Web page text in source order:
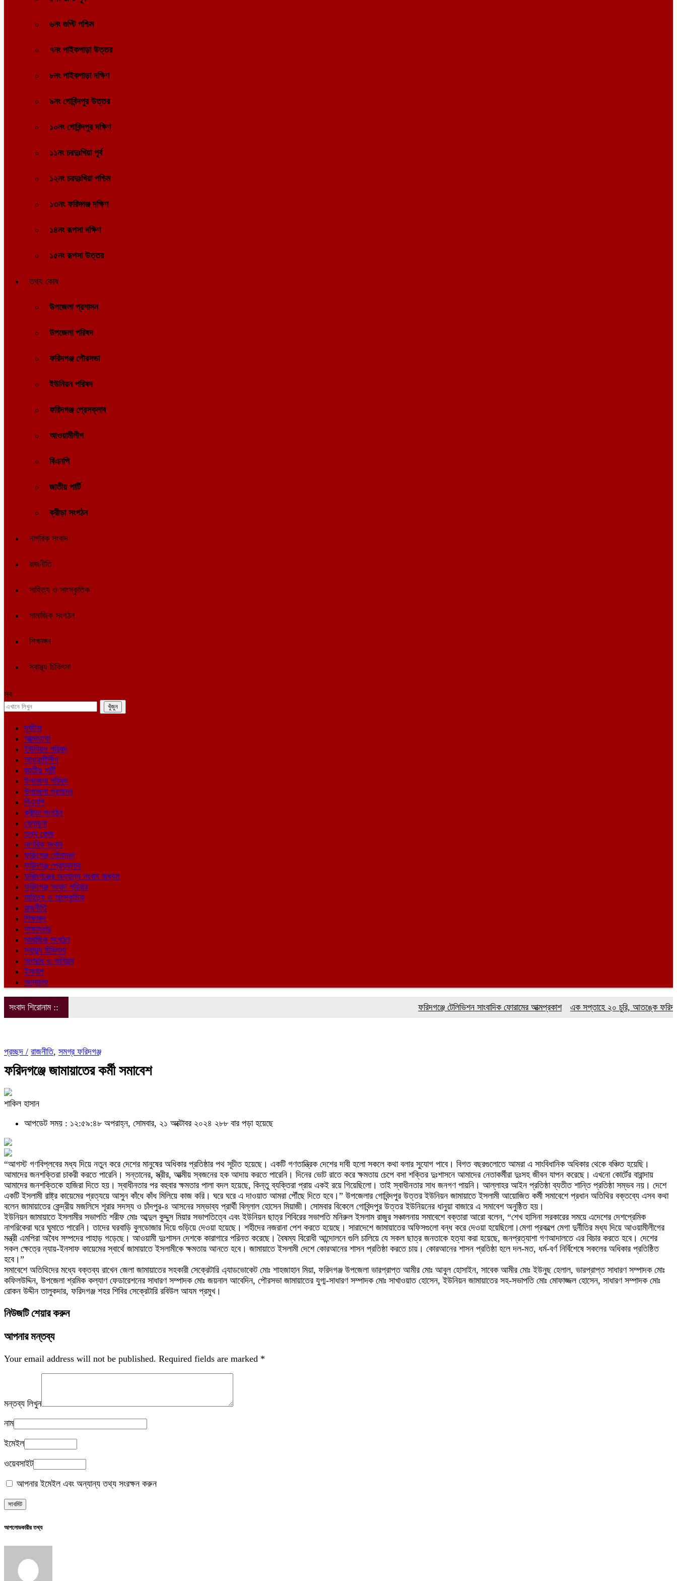
৬নং গুপ্টি পশ্চিম
৭নং পাইকপাড়া উত্তর
৮নং পাইকপাড়া দক্ষিণ
৯নং গোবিন্দপুর উত্তর
১০নং গোবিন্দপুর দক্ষিণ
১১নং চরদুঃখিয়া পূর্ব
১২নং চরদুঃখিয়া পশ্চিম
১৩নং ফরিদ্গঞ্জ দক্ষিণ
১৪নং রূপসা দক্ষিণ
১৫নং রূপসা উত্তর
তথ্য কোষ
উপজেলা প্রশাসন
উপজেলা পরিষদ
ফরিদগঞ্জ পৌরসভা
ইউনিয়ন পরিষদ
ফরিদগঞ্জ প্রেসক্লাব
আওয়ামীলীগ
বিএনপি
জাতীয় পার্টি
ক্রীড়া সংগঠন
নাগরিক সংবাদ
রাজনীতি
সাহিত্য ও সাংস্কৃতিক
সামাজিক সংগঠন
শিক্ষাঙ্গন
স্বাস্থ্য চিকিৎসা
সব
দূর্ঘটনা
আত্মহত্যা
ইউনিয়ন পরিষদ
আওয়ামীলীগ
জাতীয় পার্টি
উপজেলা পরিষদ
উপজেলা প্রশাসন
বিএনপি
ক্রীড়া সংগঠন
খেলাধুলা
তথ্য কোষ
নাগরিক সংবাদ
ফরিদগঞ্জ পৌরসভা
ফরিদগঞ্জ প্রেসক্লাব
ফরিদগঞ্জের অন্যান্য সংবাদ মাধ্যম
ফরিদগঞ্জ সংবাদ পরিবার
সাহিত্য ও সাংস্কৃতিক
রাজনীতি
শিক্ষাঙ্গন
সাক্ষাৎকার
সামাজিক সংগঠন
স্বাস্থ্য চিকিৎসা
অপরাধ ও অনিয়ম
ইসলাম
অন্যান্য
সংবাদ শিরোনাম :: ফরিদগঞ্জে টেলিভিশন সাংবাদিক ফোরামের আত্মপ্রকাশ এক সপ্তাহে ২০ চুরি, আতঙ্কে ফরিদগঞ্জবাসী
প্রচ্ছদ / রাজনীতি, সমগ্র ফরিদগঞ্জ
ফরিদগঞ্জে জামায়াতের কর্মী সমাবেশ
শাকিল হাসান
আপডেট সময় : ১২:৫৯:৪৮ অপরাহ্ন, সোমবার, ২১ অক্টোবর ২০২৪ ২৮৮ বার পড়া হয়েছে
“আগস্ট গণবিপ্লবের মধ্য দিয়ে নতুন করে দেশের মানুষের অধিকার প্রতিষ্ঠার পথ সূচীত হয়েছে। একটি গণতান্ত্রিক দেশের দাবী হলো সকলে কথা বলার সুযোগ পাবে। বিগত বছরগুলোতে আমরা এ সাংবিধানিক অধিকার থেকে বঞ্চিত হয়েছি।
আমাদের জনশক্তিরা চাকরী করতে পারেনি। সন্তানের, স্ত্রীর, আত্মীয় স্বজনের হক আদায় করতে পারেনি। দিনের ভোট রাতে করে ক্ষমতায় চেপে বসা শক্তির দুঃশাসনে আমাদের নেতাকর্মীরা দুঃসহ জীবন যাপন করেছে। এখনো কোর্টের বারান্দায়
আমাদের জনশক্তিকে হাজিরা দিতে হয়। স্বাধীনতার পর বহুবার ক্ষমতার পালা বদল হয়েছে, কিন্তু ব্যক্তিরা প্রায় একই রয়ে গিয়েছিলো। তাই স্বাধীনতার সাধ জনগণ পায়নি। আল্লাহর আইন প্রতিষ্ঠা ব্যতীত শান্তি প্রতিষ্ঠা সম্ভব নয়। দেশে
একটি ইসলামী রাষ্ট্র কায়েমের প্রত্যয়ে আসুন কাঁধে কাঁধ মিলিয়ে কাজ করি। ঘরে ঘরে এ দাওয়াত আমরা পৌঁছে দিতে হবে।” উপজেলার গোবিন্দপুর উত্তর ইউনিয়ন জামায়াতে ইসলামী আয়োজিত কর্মী সমাবেশে প্রধান অতিথির বক্তব্যে এসব কথা
বলেন জামায়াতের কেন্দ্রীয় মজলিসে শূরার সদস্য ও চাঁদপুর-৪ আসনের সম্ভাব্য প্রার্থী বিল্লাল হোসেন মিয়াজী। সোমবার বিকেলে গোবিন্দপুর উত্তর ইউনিয়নের ধানুয়া বাজারে এ সমাবেশ অনুষ্ঠিত হয়।
ইউনিয়ন জামায়াতে ইসলামীর সভাপতি শরীফ মোঃ আব্দুল কুদ্দুস মিয়ার সভাপতিত্বে এবং ইউনিয়ন ছাত্র শিবিরের সভাপতি মনিরুল ইসলাম রাজুর সঞ্চালনায় সমাবেশে বক্তারা আরো বলেন, “শেখ হাসিনা সরকারের সময়ে এদেশের দেশপ্রেমিক
নাগরিকেরা ঘরে ঘুমাতে পারেনি। তাদের ঘরবাড়ি বুলডোজার দিয়ে গুড়িয়ে দেওয়া হয়েছে। শহীদের নজরানা পেশ করতে হয়েছে। সারাদেশে জামায়াতের অফিসগুলো বন্ধ করে দেওয়া হয়েছিলো।মেগা প্রকল্পে মেগা দুর্নীতির মধ্য দিয়ে আওয়ামীলীগের
মন্ত্রী এমপিরা অবৈধ সম্পদের পাহাড় গড়েছে। আওয়ামী দুঃশাসন দেশকে কারাগারে পরিনত করেছে। বৈষম্য বিরোধী আন্দোলনে গুলি চালিয়ে যে সকল ছাত্র জনতাকে হত্যা করা হয়েছে, জনপ্রত্যাশা গণআদালতে এর বিচার করতে হবে। দেশের
সকল ক্ষেত্রে ন্যায়-ইনসাফ কায়েমের স্বার্থে জামায়াতে ইসলামীকে ক্ষমতায় আনতে হবে। জামায়াতে ইসলামী দেশে কোরআনের শাসন প্রতিষ্ঠা করতে চায়। কোরআনের শাসন প্রতিষ্ঠা হলে দল-মত, ধর্ম-বর্ণ নির্বিশেষে সকলের অধিকার প্রতিষ্ঠিত
হবে।”
সমাবেশে অতিথিদের মধ্যে বক্তব্য রাখেন জেলা জামায়াতের সহকারী সেক্রেটারি এ্যাডভোকেট মোঃ শাহজাহান মিয়া, ফরিদগঞ্জ উপজেলা ভারপ্রাপ্ত আমীর মোঃ আবুল হোসাইন, সাবেক আমীর মোঃ ইউনুছ হেলাল, ভারপ্রাপ্ত সাধারণ সম্পাদক মোঃ
কফিলউদ্দিন, উপজেলা শ্রমিক কল্যাণ ফেডারেশনের সাধারণ সম্পাদক মোঃ জয়নাল আবেদিন, পৌরসভা জামায়াতের যুগ্ম-সাধারণ সম্পাদক মোঃ সাখাওয়াত হোসেন, ইউনিয়ন জামায়াতের সহ-সভাপতি মোঃ মোফাজ্জল হোসেন, সাধারণ সম্পাদক মোঃ
রোকন উদ্দীন তালুকদার, ফরিদগঞ্জ শহর শিবির সেক্রেটারি রবিউল আযম প্রমুখ।
নিউজটি শেয়ার করুন
আপনার মন্তব্য
Your email address will not be published. Required fields are marked *
মন্তব্য লিখুন
নাম
ইমেইল
ওয়েবসাইট
আপনার ইমেইল এবং অন্যান্য তথ্য সংরক্ষন করুন
আপলোডকারীর তথ্য